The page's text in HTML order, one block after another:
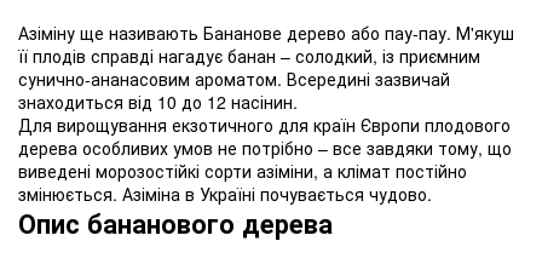
Азіміну ще називають Бананове дерево або пау-пау. М'якуш
її плодів справді нагадує банан – солодкий, із приємним
сунично-ананасовим ароматом. Всередині зазвичай
знаходиться від 10 до 12 насінин.
Для вирощування екзотичного для країн Європи плодового
дерева особливих умов не потрібно – все завдяки тому, що
виведені морозостійкі сорти азіміни, а клімат постійно
змінюється. Азіміна в Україні почувається чудово.
Опис бананового дерева